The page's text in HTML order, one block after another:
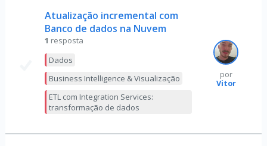
Atualização incremental com
Banco de dados na Nuvem
1 resposta
Dados
Business Intelligence & Visualização
ETL com Integration Services:
transformação de dados
por
Vitor